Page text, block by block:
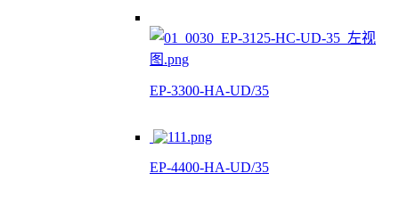
EP-3300-HA-UD/35
EP-4400-HA-UD/35